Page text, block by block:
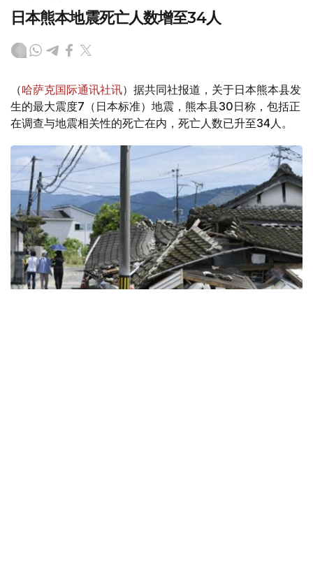
日本熊本地震死亡人数增至34人
（哈萨克国际通讯社讯）据共同社报道，关于日本熊本县发
生的最大震度7（日本标准）地震，熊本县30日称，包括正
在调查与地震相关性的死亡在内，死亡人数已升至34人。